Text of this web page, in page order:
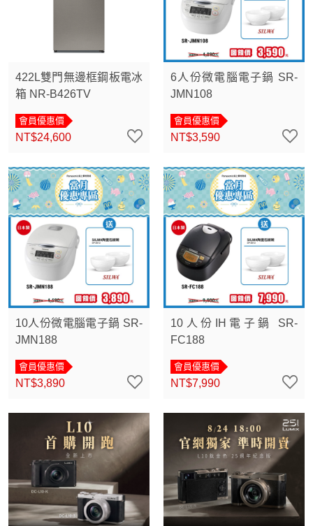
422L雙門無邊框鋼板電冰
箱 NR-B426TV
會員優惠價
NT$24,600
6人份微電腦電子鍋 SR-
JMN108
會員優惠價
NT$3,590
10人份微電腦電子鍋 SR-
JMN188
會員優惠價
NT$3,890
10人份IH電子鍋 SR-
FC188
會員優惠價
NT$7,990